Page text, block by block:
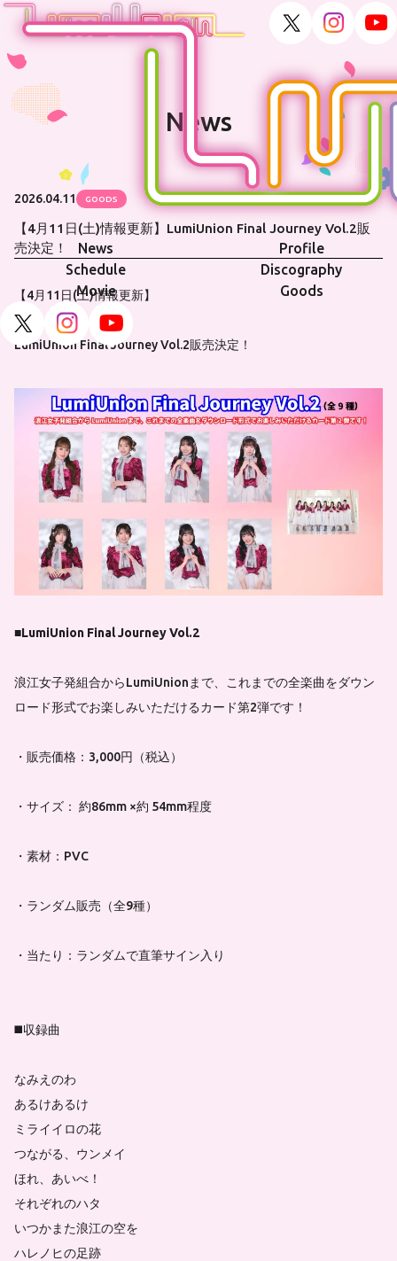
News
Profile
Schedule
Discography
Movie
Goods
News
2026.04.11 GOODS
【4月11日(土)情報更新】LumiUnion Final Journey Vol.2販
売決定！
【4月11日(土)情報更新】
LumiUnion Final Journey Vol.2販売決定！
■LumiUnion Final Journey Vol.2
浪江女子発組合からLumiUnionまで、これまでの全楽曲をダウン
ロード形式でお楽しみいただけるカード第2弾です！
・販売価格：3,000円（税込）
・サイズ： 約86mm ×約 54mm程度
・素材：PVC
・ランダム販売（全9種）
・当たり：ランダムで直筆サイン入り
◼️収録曲
なみえのわ
あるけあるけ
ミライイロの花
つながる、ウンメイ
ほれ、あいべ！
それぞれのハタ
いつかまた浪江の空を
ハレノヒの足跡